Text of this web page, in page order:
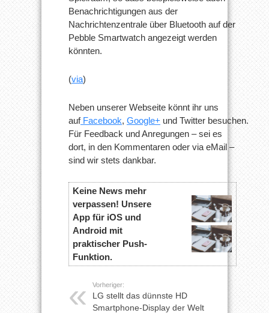
Benachrichtigungen aus der
Nachrichtenzentrale über Bluetooth auf der
Pebble Smartwatch angezeigt werden
könnten.
(via)
Neben unserer Webseite könnt ihr uns
aufFacebook, Google+ und Twitter besuchen.
Für Feedback und Anregungen – sei es
dort, in den Kommentaren oder via eMail –
sind wir stets dankbar.
Keine News mehr
verpassen! Unsere
App für iOS und
Android mit
praktischer Push-
Funktion.
Vorheriger:
LG stellt das dünnste HD
Smartphone-Display der Welt